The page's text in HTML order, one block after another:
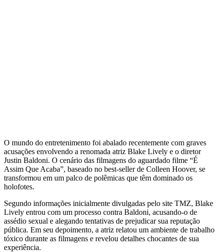
O mundo do entretenimento foi abalado recentemente com graves
acusações envolvendo a renomada atriz Blake Lively e o diretor
Justin Baldoni. O cenário das filmagens do aguardado filme “É
Assim Que Acaba”, baseado no best-seller de Colleen Hoover, se
transformou em um palco de polêmicas que têm dominado os
holofotes.
Segundo informações inicialmente divulgadas pelo site TMZ, Blake
Lively entrou com um processo contra Baldoni, acusando-o de
assédio sexual e alegando tentativas de prejudicar sua reputação
pública. Em seu depoimento, a atriz relatou um ambiente de trabalho
tóxico durante as filmagens e revelou detalhes chocantes de sua
experiência.